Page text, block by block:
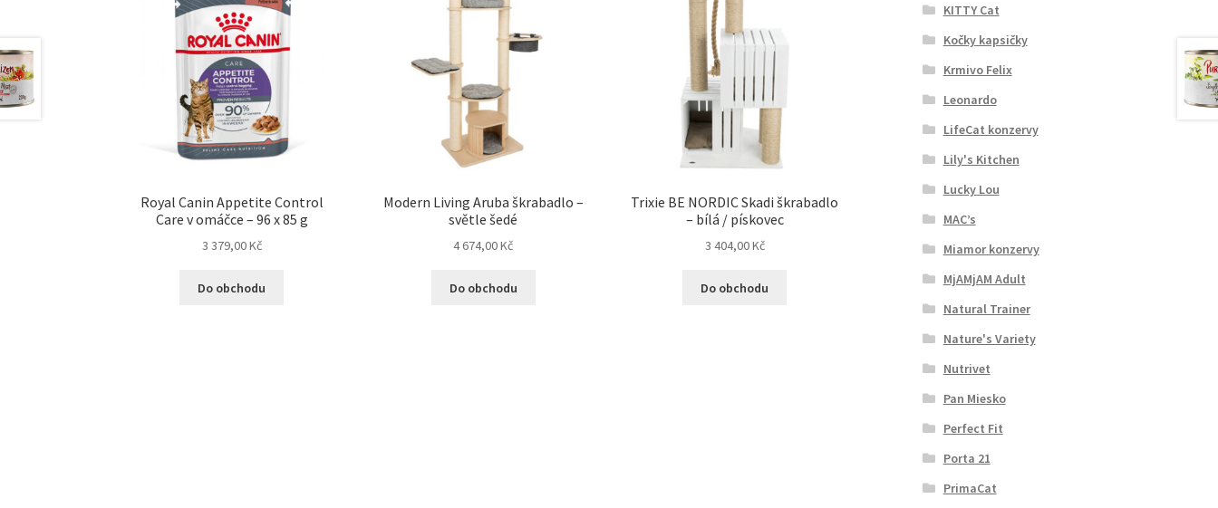
Royal Canin Appetite Control
Care v omáčce – 96 x 85 g
3 379,00Kč
Do obchodu
Modern Living Aruba škrabadlo –
světle šedé
4 674,00Kč
Do obchodu
Trixie BE NORDIC Skadi škrabadlo
– bílá / pískovec
3 404,00Kč
Do obchodu
KITTY Cat
Kočky kapsičky
Krmivo Felix
Leonardo
LifeCat konzervy
Lily's Kitchen
Lucky Lou
MAC’s
Miamor konzervy
MjAMjAM Adult
Natural Trainer
Nature's Variety
Nutrivet
Pan Miesko
Perfect Fit
Porta 21
PrimaCat